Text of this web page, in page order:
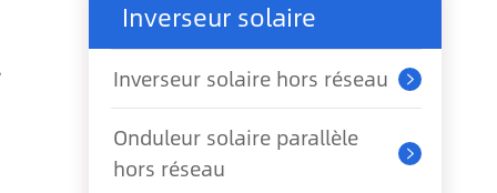
Inverseur solaire
Inverseur solaire hors réseau 
Onduleur solaire parallèle
hors réseau
